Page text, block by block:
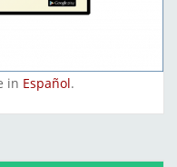
in Español.